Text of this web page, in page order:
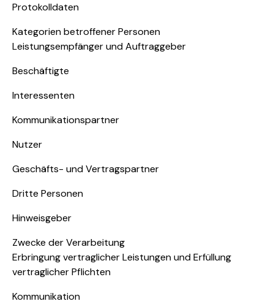
Protokolldaten
Kategorien betroffener Personen
Leistungsempfänger und Auftraggeber
Beschäftigte
Interessenten
Kommunikationspartner
Nutzer
Geschäfts- und Vertragspartner
Dritte Personen
Hinweisgeber
Zwecke der Verarbeitung
Erbringung vertraglicher Leistungen und Erfüllung
vertraglicher Pflichten
Kommunikation